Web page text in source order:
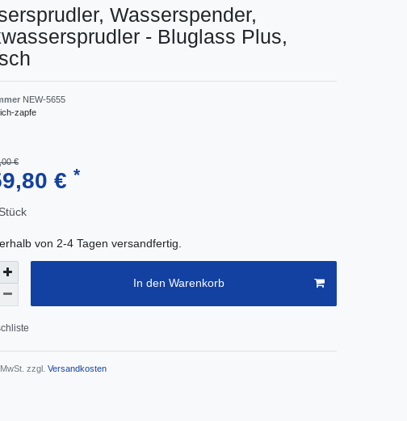
Wasserspender,
- Bluglass Plus,
NEW-5655
ich-zapfe
€
€ *
Stück
von 2-4 Tagen versandfertig.
In den Warenkorb
zzgl. Versandkosten